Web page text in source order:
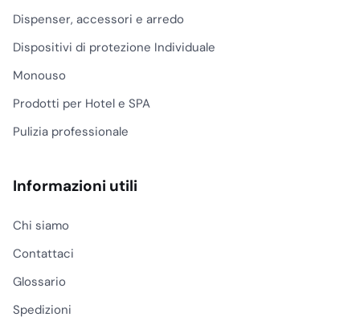
Dispenser, accessori e arredo
Dispositivi di protezione Individuale
Monouso
Prodotti per Hotel e SPA
Pulizia professionale
Informazioni utili
Chi siamo
Contattaci
Glossario
Spedizioni